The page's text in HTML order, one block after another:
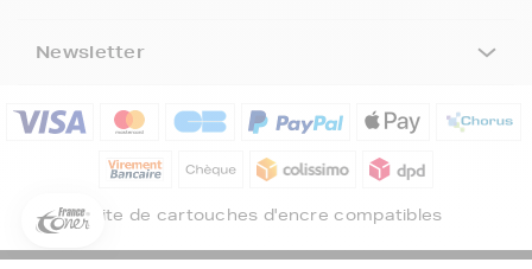
Newsletter
Site de cartouches d'encre compatibles
Inscrivez-vous à notre newsletter, suivez notre actualité et
commande * !
Votre adresse email